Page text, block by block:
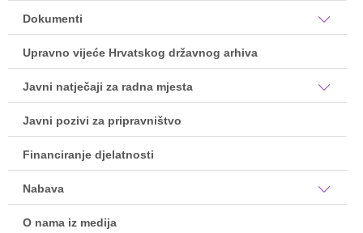
Dokumenti
Upravno vijeće Hrvatskog državnog arhiva
Javni natječaji za radna mjesta
Javni pozivi za pripravništvo
Financiranje djelatnosti
Nabava
O nama iz medija